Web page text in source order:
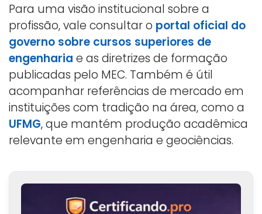
Para uma visão institucional sobre a
profissão, vale consultar o portal oficial do
governo sobre cursos superiores de
engenharia e as diretrizes de formação
publicadas pelo MEC. Também é útil
acompanhar referências de mercado em
instituições com tradição na área, como a
UFMG, que mantém produção acadêmica
relevante em engenharia e geociências.